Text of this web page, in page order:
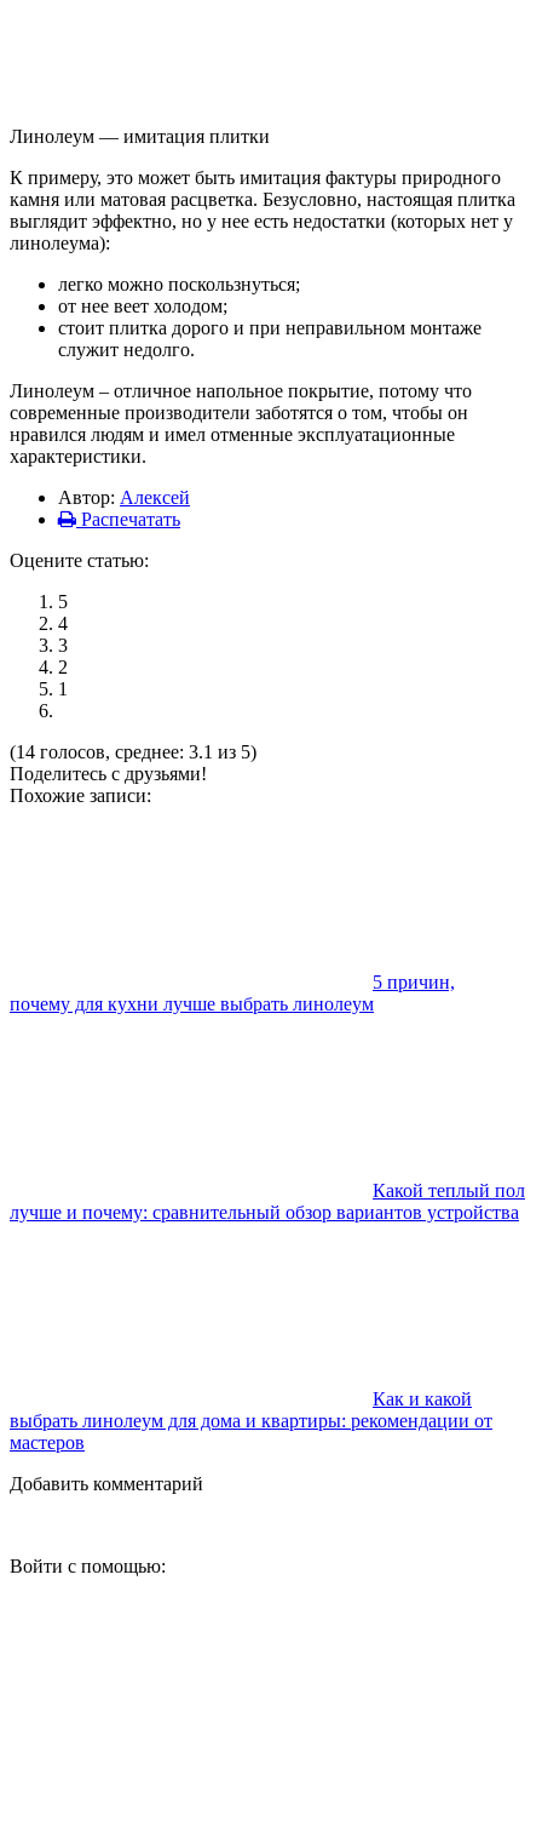
Линолеум — имитация плитки
К примеру, это может быть имитация фактуры природного
камня или матовая расцветка. Безусловно, настоящая плитка
выглядит эффектно, но у нее есть недостатки (которых нет у
линолеума):
легко можно поскользнуться;
от нее веет холодом;
стоит плитка дорого и при неправильном монтаже
служит недолго.
Линолеум – отличное напольное покрытие, потому что
современные производители заботятся о том, чтобы он
нравился людям и имел отменные эксплуатационные
характеристики.
Автор: Алексей
Распечатать
Оцените статью:
5
4
3
2
1
(14 голосов, среднее: 3.1 из 5)
Поделитесь с друзьями!
Похожие записи:
5 причин,
почему для кухни лучше выбрать линолеум
Какой теплый пол
лучше и почему: сравнительный обзор вариантов устройства
Как и какой
выбрать линолеум для дома и квартиры: рекомендации от
мастеров
Добавить комментарий
Войти с помощью: